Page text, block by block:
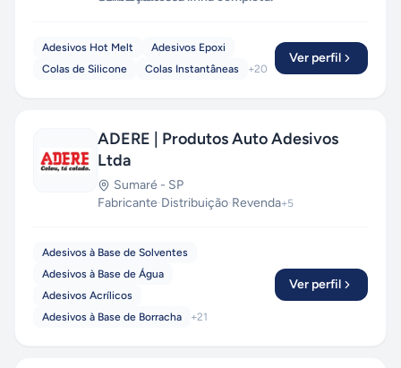
Adesivos Hot Melt
Adesivos Epoxi
Colas de Silicone
Colas Instantâneas +20
Ver perfil
ADERE | Produtos Auto Adesivos
Ltda
Sumaré - SP
Fabricante·Distribuição·Revenda+5
Adesivos à Base de Solventes
Adesivos à Base de Água
Adesivos Acrílicos
Adesivos à Base de Borracha
+21
Ver perfil